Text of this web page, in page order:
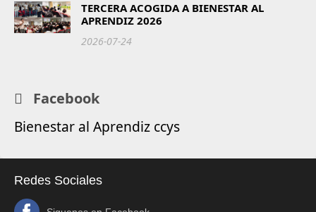
TERCERA ACOGIDA A BIENESTAR AL
APRENDIZ 2026
2026-07-24
Facebook
Bienestar al Aprendiz ccys
Redes Sociales